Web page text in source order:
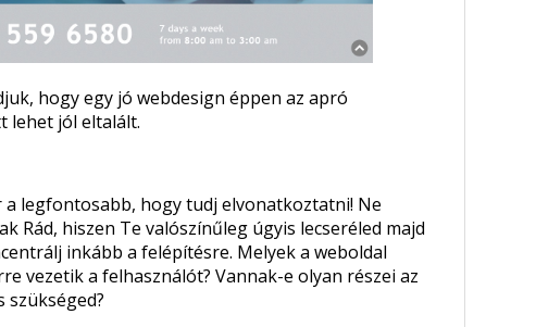
hogy egy jó webdesign éppen az apró
lehet jól eltalált.
legfontosabb, hogy tudj elvonatkoztatni! Ne
Rád, hiszen Te valószínűleg úgyis lecseréled majd
inkább a felépítésre. Melyek a weboldal
vezetik a felhasználót? Vannak-e olyan részei az
szükséged?